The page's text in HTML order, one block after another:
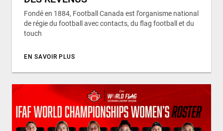
Fondé en 1884, Football Canada est l’organisme national
de régie du football avec contacts, du flag football et du
touch
EN SAVOIR PLUS